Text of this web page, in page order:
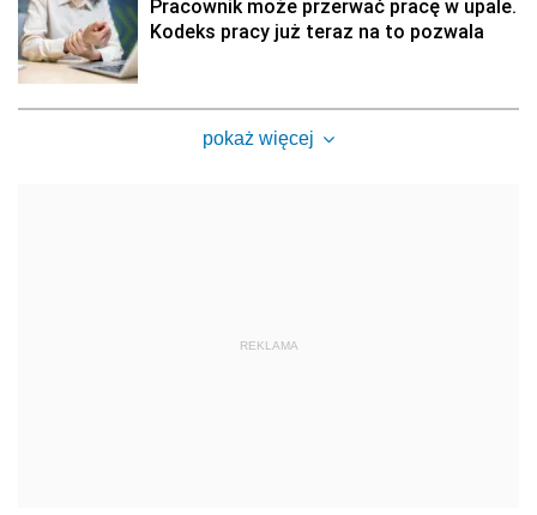
Pracownik może przerwać pracę w upale.
Kodeks pracy już teraz na to pozwala
pokaż więcej
REKLAMA